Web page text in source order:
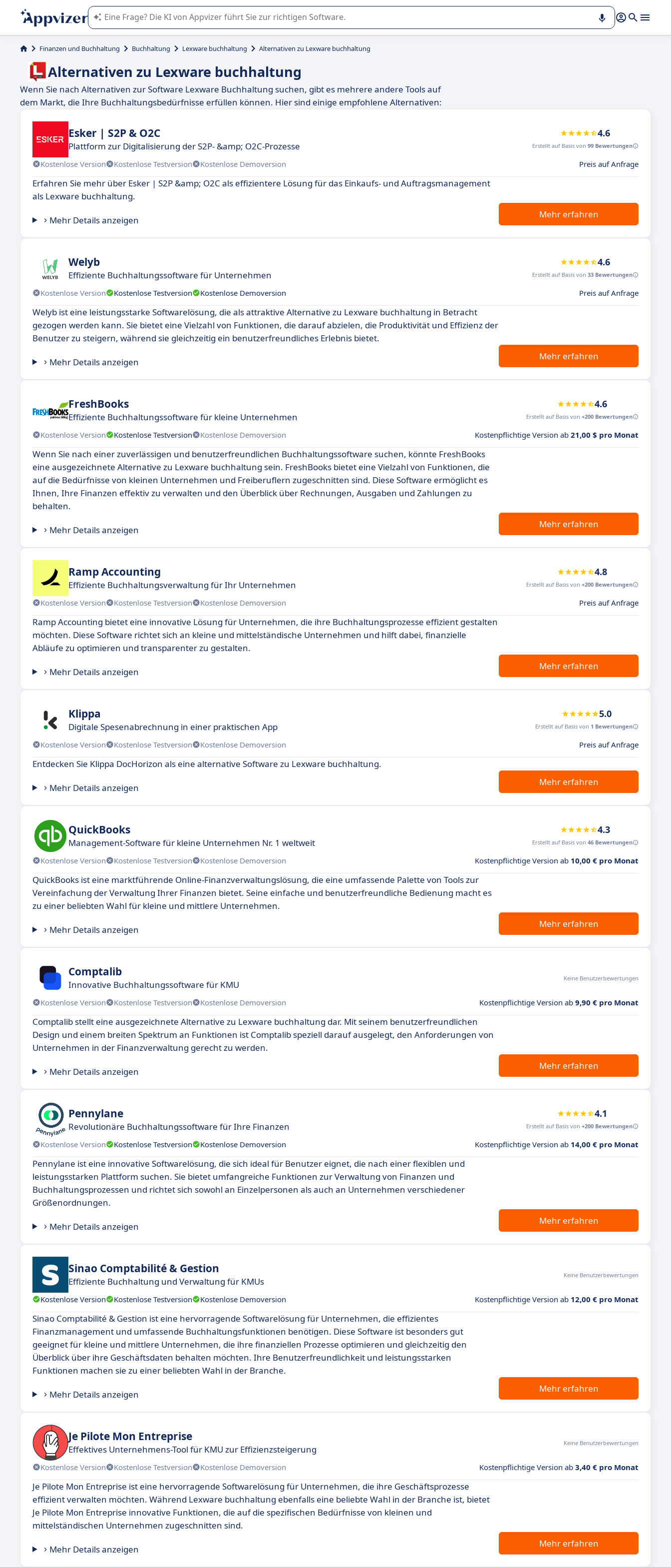
Die KI von Appvizer führt Sie bei der Nutzung oder Auswahl von SaaS-Software in Unternehmen.
Finanzen und Buchhaltung Buchhaltung Lexware buchhaltung Alternativen zu Lexware buchhaltung
Alternativen zu Lexware buchhaltung
Wenn Sie nach Alternativen zur Software Lexware Buchhaltung suchen, gibt es mehrere andere Tools auf
dem Markt, die Ihre Buchhaltungsbedürfnisse erfüllen können. Hier sind einige empfohlene Alternativen:
Esker | S2P & O2C
Plattform zur Digitalisierung der S2P- &amp; O2C-Prozesse
4.6
Erstellt auf Basis von 99 Bewertungen
Kostenlose Version Kostenlose Testversion Kostenlose Demoversion Preis auf Anfrage
Erfahren Sie mehr über Esker | S2P &amp; O2C als effizientere Lösung für das Einkaufs- und Auftragsmanagement
als Lexware buchhaltung.
Mehr Details anzeigen
Mehr erfahren
Welyb
Effiziente Buchhaltungssoftware für Unternehmen
4.6
Erstellt auf Basis von 33 Bewertungen
Kostenlose Version Kostenlose Testversion Kostenlose Demoversion Preis auf Anfrage
Welyb ist eine leistungsstarke Softwarelösung, die als attraktive Alternative zu Lexware buchhaltung in Betracht
gezogen werden kann. Sie bietet eine Vielzahl von Funktionen, die darauf abzielen, die Produktivität und Effizienz der
Benutzer zu steigern, während sie gleichzeitig ein benutzerfreundliches Erlebnis bietet.
Mehr Details anzeigen
Mehr erfahren
FreshBooks
Effiziente Buchhaltungssoftware für kleine Unternehmen
4.6
Erstellt auf Basis von +200 Bewertungen
Kostenlose Version Kostenlose Testversion Kostenlose Demoversion Kostenpflichtige Version ab 21,00 $ pro Monat
Wenn Sie nach einer zuverlässigen und benutzerfreundlichen Buchhaltungssoftware suchen, könnte FreshBooks
eine ausgezeichnete Alternative zu Lexware buchhaltung sein. FreshBooks bietet eine Vielzahl von Funktionen, die
auf die Bedürfnisse von kleinen Unternehmen und Freiberuflern zugeschnitten sind. Diese Software ermöglicht es
Ihnen, Ihre Finanzen effektiv zu verwalten und den Überblick über Rechnungen, Ausgaben und Zahlungen zu
behalten.
Mehr Details anzeigen
Mehr erfahren
Ramp Accounting
Effiziente Buchhaltungsverwaltung für Ihr Unternehmen
4.8
Erstellt auf Basis von +200 Bewertungen
Kostenlose Version Kostenlose Testversion Kostenlose Demoversion Preis auf Anfrage
Ramp Accounting bietet eine innovative Lösung für Unternehmen, die ihre Buchhaltungsprozesse effizient gestalten
möchten. Diese Software richtet sich an kleine und mittelständische Unternehmen und hilft dabei, finanzielle
Abläufe zu optimieren und transparenter zu gestalten.
Mehr Details anzeigen
Mehr erfahren
Klippa
Digitale Spesenabrechnung in einer praktischen App
5.0
Erstellt auf Basis von 1 Bewertungen
Kostenlose Version Kostenlose Testversion Kostenlose Demoversion Preis auf Anfrage
Entdecken Sie Klippa DocHorizon als eine alternative Software zu Lexware buchhaltung.
Mehr Details anzeigen
Mehr erfahren
QuickBooks
Management-Software für kleine Unternehmen Nr. 1 weltweit
4.3
Erstellt auf Basis von 46 Bewertungen
Kostenlose Version Kostenlose Testversion Kostenlose Demoversion Kostenpflichtige Version ab 10,00 € pro Monat
QuickBooks ist eine marktführende Online-Finanzverwaltungslösung, die eine umfassende Palette von Tools zur
Vereinfachung der Verwaltung Ihrer Finanzen bietet. Seine einfache und benutzerfreundliche Bedienung macht es
zu einer beliebten Wahl für kleine und mittlere Unternehmen.
Mehr Details anzeigen
Mehr erfahren
Comptalib
Innovative Buchhaltungssoftware für KMU
Keine Benutzerbewertungen
Kostenlose Version Kostenlose Testversion Kostenlose Demoversion Kostenpflichtige Version ab 9,90 € pro Monat
Comptalib stellt eine ausgezeichnete Alternative zu Lexware buchhaltung dar. Mit seinem benutzerfreundlichen
Design und einem breiten Spektrum an Funktionen ist Comptalib speziell darauf ausgelegt, den Anforderungen von
Unternehmen in der Finanzverwaltung gerecht zu werden.
Mehr Details anzeigen
Mehr erfahren
Pennylane
Revolutionäre Buchhaltungssoftware für Ihre Finanzen
4.1
Erstellt auf Basis von +200 Bewertungen
Kostenlose Version Kostenlose Testversion Kostenlose Demoversion Kostenpflichtige Version ab 14,00 € pro Monat
Pennylane ist eine innovative Softwarelösung, die sich ideal für Benutzer eignet, die nach einer flexiblen und
leistungsstarken Plattform suchen. Sie bietet umfangreiche Funktionen zur Verwaltung von Finanzen und
Buchhaltungsprozessen und richtet sich sowohl an Einzelpersonen als auch an Unternehmen verschiedener
Größenordnungen.
Mehr Details anzeigen
Mehr erfahren
Sinao Comptabilité & Gestion
Effiziente Buchhaltung und Verwaltung für KMUs
Keine Benutzerbewertungen
Kostenlose Version Kostenlose Testversion Kostenlose Demoversion Kostenpflichtige Version ab 12,00 € pro Monat
Sinao Comptabilité & Gestion ist eine hervorragende Softwarelösung für Unternehmen, die effizientes
Finanzmanagement und umfassende Buchhaltungsfunktionen benötigen. Diese Software ist besonders gut
geeignet für kleine und mittlere Unternehmen, die ihre finanziellen Prozesse optimieren und gleichzeitig den
Überblick über ihre Geschäftsdaten behalten möchten. Ihre Benutzerfreundlichkeit und leistungsstarken
Funktionen machen sie zu einer beliebten Wahl in der Branche.
Mehr Details anzeigen
Mehr erfahren
Je Pilote Mon Entreprise
Effektives Unternehmens-Tool für KMU zur Effizienzsteigerung
Keine Benutzerbewertungen
Kostenlose Version Kostenlose Testversion Kostenlose Demoversion Kostenpflichtige Version ab 3,40 € pro Monat
Je Pilote Mon Entreprise ist eine hervorragende Softwarelösung für Unternehmen, die ihre Geschäftsprozesse
effizient verwalten möchten. Während Lexware buchhaltung ebenfalls eine beliebte Wahl in der Branche ist, bietet
Je Pilote Mon Entreprise innovative Funktionen, die auf die spezifischen Bedürfnisse von kleinen und
mittelständischen Unternehmen zugeschnitten sind.
Mehr Details anzeigen
Mehr erfahren